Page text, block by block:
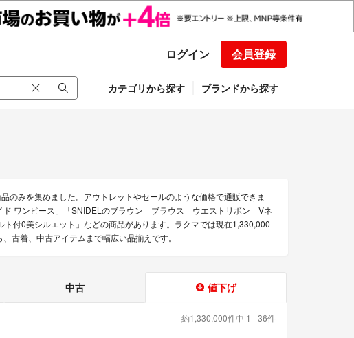
ログイン 会員登録
カテゴリから探す ブランドから探す
のみを集めました。アウトレットやセールのような価格で通販できま
ド ワンピース」「SNIDELのブラウン ブラウス ウエストリボン Vネ
付0美シルエット」などの商品があります。ラクマでは現在1,330,000
古着、中古アイテムまで幅広い品揃えです。
中古 値下げ
約1,330,000件中 1 - 36件